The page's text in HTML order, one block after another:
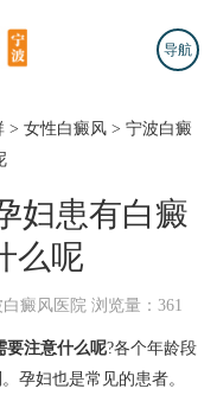
导航
> 女性白癜风 > 宁波白癜
妇患有白癜
么呢
癜风医院 浏览量：361
要注意什么呢?各个年龄段
孕妇也是常见的患者。